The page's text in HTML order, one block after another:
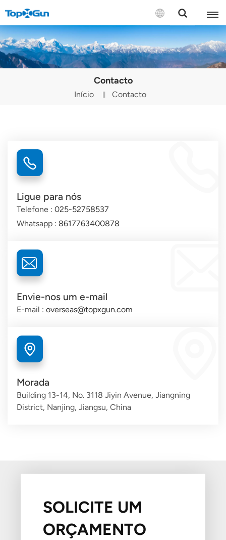
CONTACTE-NOS
English
Español
Tiếng Việt
Contacto
Início Contacto
Ligue para nós
Telefone : 025-52758537
Whatsapp : 8617763400878
Envie-nos um e-mail
E-mail : overseas@topxgun.com
Morada
Building 13-14, No. 3118 Jiyin Avenue, Jiangning
District, Nanjing, Jiangsu, China
SOLICITE UM
ORÇAMENTO